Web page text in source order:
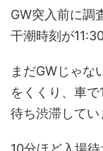
GW突入前に調
干潮時刻が
まだGWじゃな
をくくり、車
待ち渋滞してい